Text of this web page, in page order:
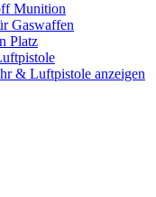
Munition
Gaswaffen
Platz
& Luftpistole anzeigen